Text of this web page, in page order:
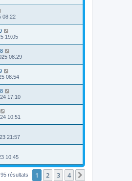
08:22
19:05
08:29
08:54
17:10
10:51
21:57
10:45
résultats 1 2 3 4